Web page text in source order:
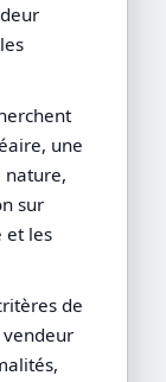
une
nature,
sur
et les
de